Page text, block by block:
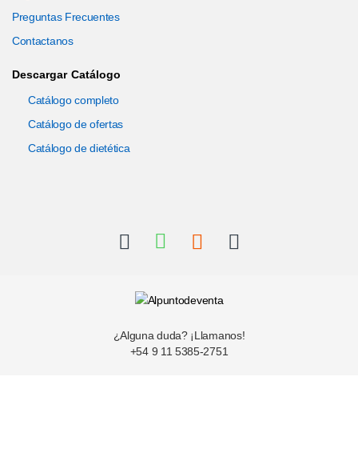
Preguntas Frecuentes
Contactanos
Descargar Catálogo
Catálogo completo
Catálogo de ofertas
Catálogo de dietética
¿Alguna duda? ¡Llamanos!
+54 9 11 5385-2751